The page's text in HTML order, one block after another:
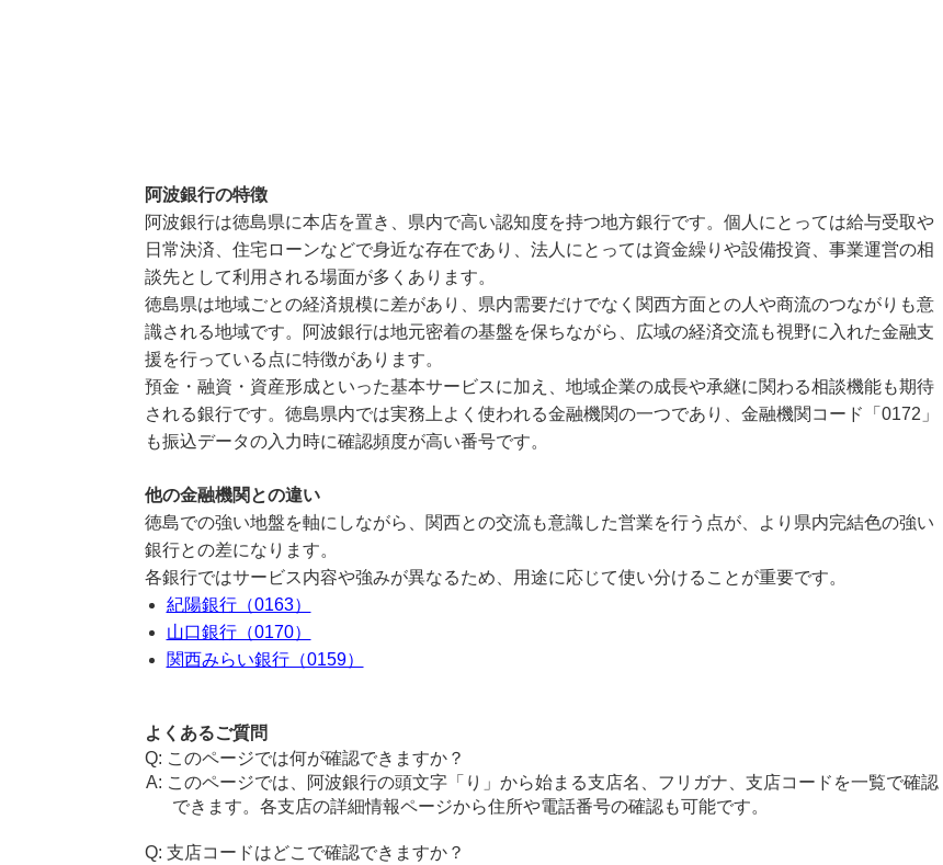
阿波銀行の特徴
阿波銀行は徳島県に本店を置き、県内で高い認知度を持つ地方銀行です。個人にとっては給与受取や
日常決済、住宅ローンなどで身近な存在であり、法人にとっては資金繰りや設備投資、事業運営の相
談先として利用される場面が多くあります。
徳島県は地域ごとの経済規模に差があり、県内需要だけでなく関西方面との人や商流のつながりも意
識される地域です。阿波銀行は地元密着の基盤を保ちながら、広域の経済交流も視野に入れた金融支
援を行っている点に特徴があります。
預金・融資・資産形成といった基本サービスに加え、地域企業の成長や承継に関わる相談機能も期待
される銀行です。徳島県内では実務上よく使われる金融機関の一つであり、金融機関コード「0172」
も振込データの入力時に確認頻度が高い番号です。
他の金融機関との違い
徳島での強い地盤を軸にしながら、関西との交流も意識した営業を行う点が、より県内完結色の強い
銀行との差になります。
各銀行ではサービス内容や強みが異なるため、用途に応じて使い分けることが重要です。
紀陽銀行（0163）
山口銀行（0170）
関西みらい銀行（0159）
よくあるご質問
このページでは何が確認できますか？
このページでは、阿波銀行の頭文字「り」から始まる支店名、フリガナ、支店コードを一覧で確認
できます。各支店の詳細情報ページから住所や電話番号の確認も可能です。
支店コードはどこで確認できますか？